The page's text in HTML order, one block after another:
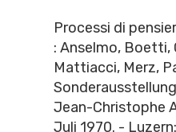
Processi di
: Anselmo, Boetti,
Mattiacci, Merz,
Jean-Christophe
Juli 1970. -